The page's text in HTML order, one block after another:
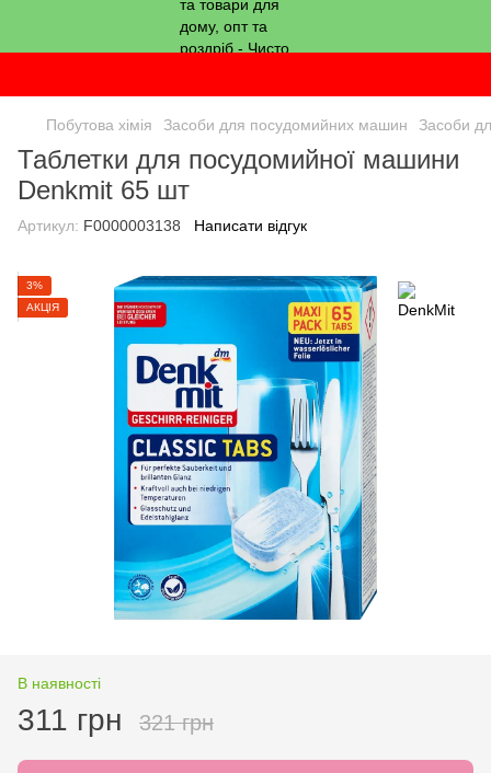
Побутова хімія Засоби для посудомийних машин Засоби
Таблетки для посудомийної машини
Denkmit 65 шт
Артикул: F0000003138 Написати відгук
3%
АКЦІЯ
В наявності
311 грн 321 грн